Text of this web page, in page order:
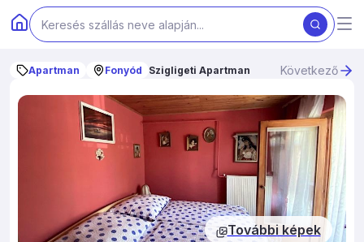
Apartman Fonyód Szigligeti Apartman Következő
További képek